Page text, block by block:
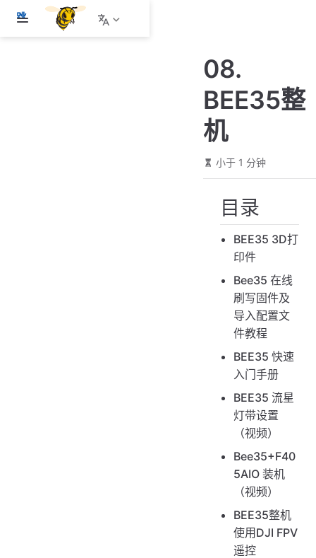
跳
08.
BEE35整
机
小于 1 分钟
目录
BEE35 3D打
印件
Bee35 在线
刷写固件及
导入配置文
件教程
BEE35 快速
入门手册
BEE35 流星
灯带设置
（视频）
Bee35+F40
5AIO 装机
（视频）
BEE35整机
使用DJI FPV
遥控